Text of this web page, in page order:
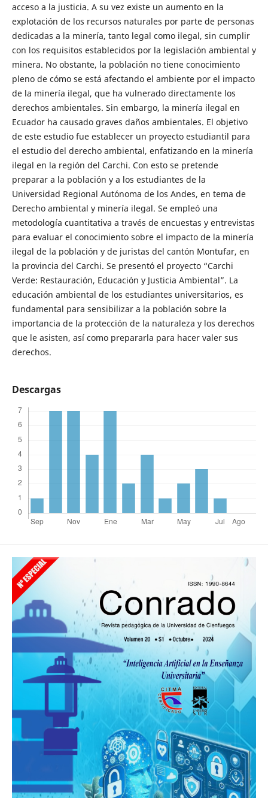
acceso a la justicia. A su vez existe un aumento en la
explotación de los recursos naturales por parte de personas
dedicadas a la minería, tanto legal como ilegal, sin cumplir
con los requisitos establecidos por la legislación ambiental y
minera. No obstante, la población no tiene conocimiento
pleno de cómo se está afectando el ambiente por el impacto
de la minería ilegal, que ha vulnerado directamente los
derechos ambientales. Sin embargo, la minería ilegal en
Ecuador ha causado graves daños ambientales. El objetivo
de este estudio fue establecer un proyecto estudiantil para
el estudio del derecho ambiental, enfatizando en la minería
ilegal en la región del Carchi. Con esto se pretende
preparar a la población y a los estudiantes de la
Universidad Regional Autónoma de los Andes, en tema de
Derecho ambiental y minería ilegal. Se empleó una
metodología cuantitativa a través de encuestas y entrevistas
para evaluar el conocimiento sobre el impacto de la minería
ilegal de la población y de juristas del cantón Montufar, en
la provincia del Carchi. Se presentó el proyecto “Carchi
Verde: Restauración, Educación y Justicia Ambiental”. La
educación ambiental de los estudiantes universitarios, es
fundamental para sensibilizar a la población sobre la
importancia de la protección de la naturaleza y los derechos
que le asisten, así como prepararla para hacer valer sus
derechos.
Descargas